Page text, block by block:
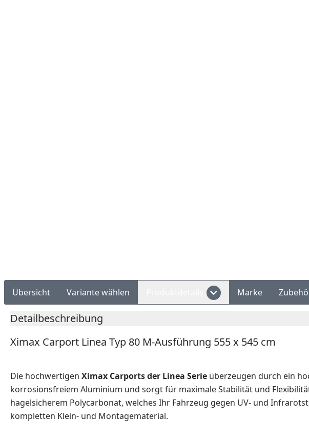
Übersicht Variante wählen Marke
Detailbeschreibung
Ximax Carport Linea Typ 80 M-Ausführung 555 x 545 cm
Die hochwertigen Ximax Carports der Linea Serie überzeugen durch ein
korrosionsfreiem Aluminium und sorgt für maximale Stabilität und
hagelsicherem Polycarbonat, welches Ihr Fahrzeug gegen UV- und
kompletten Klein- und Montagematerial.